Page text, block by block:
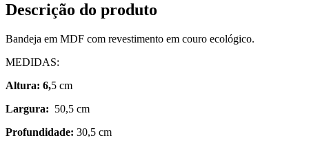
Descrição do produto
Bandeja em MDF com revestimento em couro ecológico.
MEDIDAS:
Altura: 6,5 cm
Largura: 50,5 cm
Profundidade: 30,5 cm